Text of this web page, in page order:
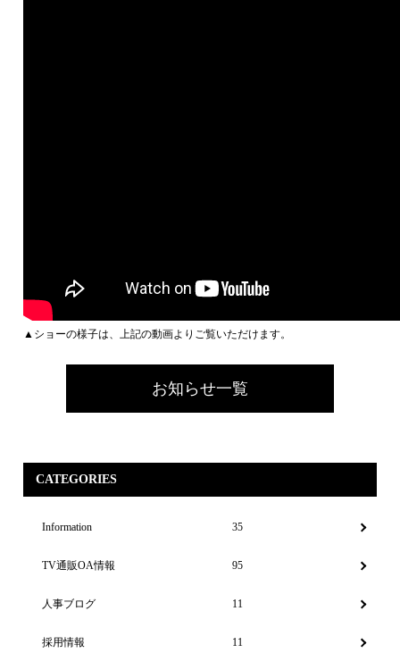
▲ショーの様子は、上記の動画よりご覧いただけます。
お知らせ一覧
CATEGORIES
Information 35
TV通販OA情報 95
人事ブログ 11
採用情報 11